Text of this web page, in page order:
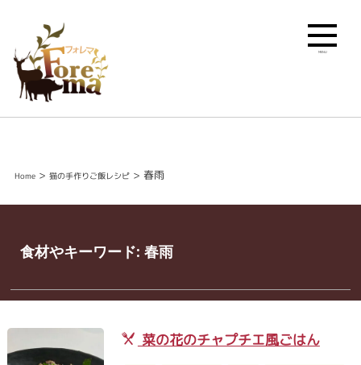
Home> 猫の手作りご飯レシピ> 春雨
食材やキーワード:春雨
菜の花のチャプチエ風ごはん
MENU